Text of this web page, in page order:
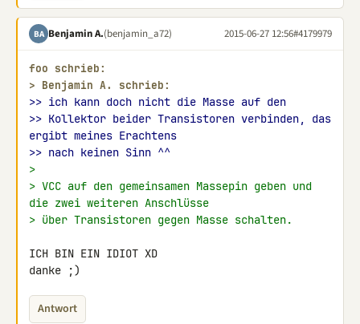
BA Benjamin A.(benjamin_a72) 2015-06-27 12:56#4179979
foo schrieb:
> Benjamin A. schrieb:
>> ich kann doch nicht die Masse auf den
>> Kollektor beider Transistoren verbinden, das
ergibt meines Erachtens
>> nach keinen Sinn ^^
>
> VCC auf den gemeinsamen Massepin geben und
die zwei weiteren Anschlüsse
> über Transistoren gegen Masse schalten.
ICH BIN EIN IDIOT XD
danke ;)
Antwort